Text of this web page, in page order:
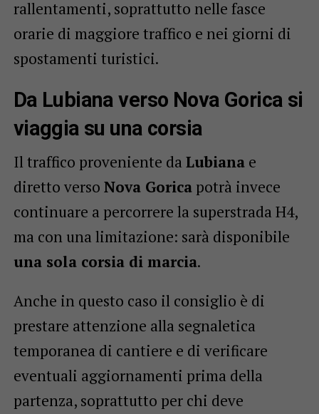
rallentamenti, soprattutto nelle fasce
orarie di maggiore traffico e nei giorni di
spostamenti turistici.
Da Lubiana verso Nova Gorica si
viaggia su una corsia
Il traffico proveniente da Lubianae
diretto verso Nova Goricapotrà invece
continuare a percorrere la superstrada H4,
ma con una limitazione: sarà disponibile
una sola corsia di marcia.
Anche in questo caso il consiglio è di
prestare attenzione alla segnaletica
temporanea di cantiere e di verificare
eventuali aggiornamenti prima della
partenza, soprattutto per chi deve